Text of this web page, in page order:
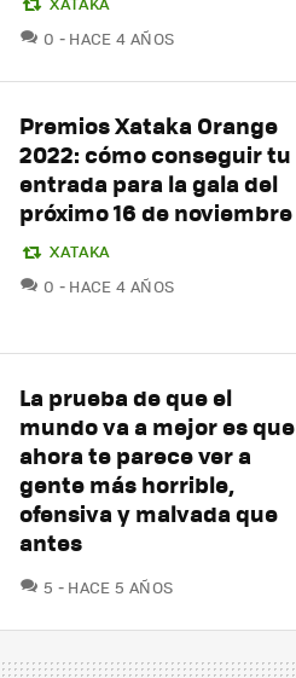
0 COMENTARIOS
HACE 4 AÑOS
Premios Xataka Orange
2022: cómo conseguir tu
entrada para la gala del
próximo 16 de noviembre
XATAKA
0 COMENTARIOS
HACE 4 AÑOS
La prueba de que el
mundo va a mejor es que
ahora te parece ver a
gente más horrible,
ofensiva y malvada que
antes
5 COMENTARIOS
HACE 5 AÑOS